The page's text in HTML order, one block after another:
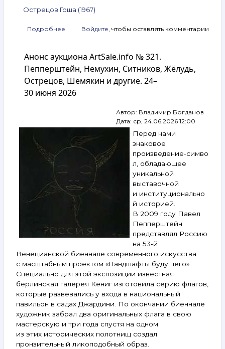
Острецов Гоша (1967)
Подробнее
ArtSale.info
№ 324.
Зверев,
Яковлев,
Немухин,
15–
21 июля
2026
Войдите , чтобы оставлять комментарии
Анонс аукциона ArtSale.info № 321.
Пепперштейн, Немухин, Ситников, Жёлудь,
Острецов, Шемякин и другие. 24–
30 июня 2026
Автор: Владимир Богданов
Дата: ср, 24.06.2026 12:00
Перед нами
знаковое
произведение‑симво
л, обладающее
уникальной
выставочной
и институционально
й историей.
В 2009 году Павел
Пепперштейн
представлял Россию
на 53‑й
Венецианской биеннале современного искусства
с масштабным проектом «Ландшафты будущего».
Специально для этой экспозиции известная
берлинская галерея Кёниг изготовила серию флагов,
которые развевались у входа в национальный
павильон в садах Джардини. По окончании биеннале
художник забрал два оригинальных флага в свою
мастерскую и три года спустя на одном
из этих исторических полотнищ создал
пронзительный ликоподобный образ.